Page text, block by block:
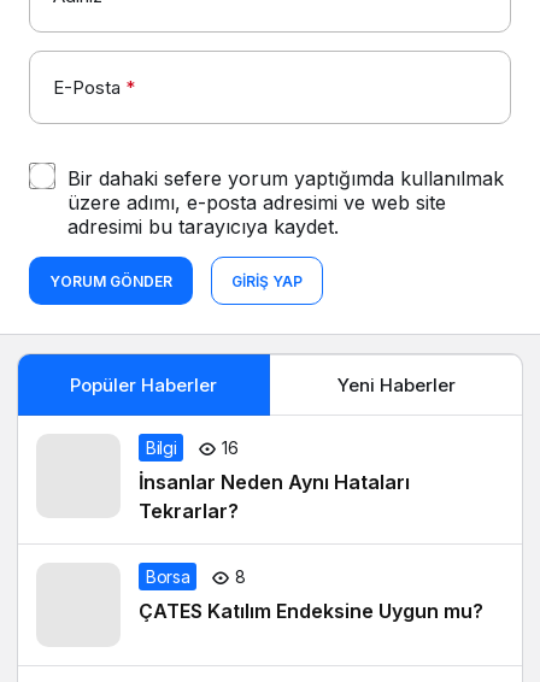
E-Posta *
Bir dahaki sefere yorum yaptığımda kullanılmak
üzere adımı, e-posta adresimi ve web site
adresimi bu tarayıcıya kaydet.
YORUM GÖNDER GIRIŞ YAP
Popüler Haberler Yeni Haberler
Bilgi 16
İnsanlar Neden Aynı Hataları
Tekrarlar?
Borsa 8
ÇATES Katılım Endeksine Uygun mu?